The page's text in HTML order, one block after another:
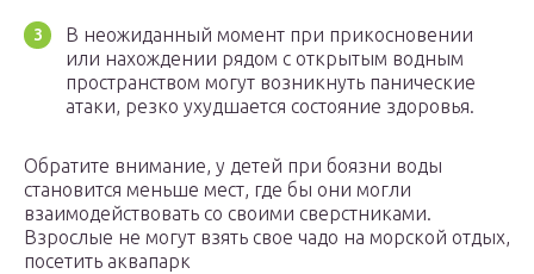
В неожиданный момент при прикосновении
или нахождении рядом с открытым водным
пространством могут возникнуть панические
атаки, резко ухудшается состояние здоровья.
Обратите внимание, у детей при боязни воды
становится меньше мест, где бы они могли
взаимодействовать со своими сверстниками.
Взрослые не могут взять свое чадо на морской отдых,
посетить аквапарк